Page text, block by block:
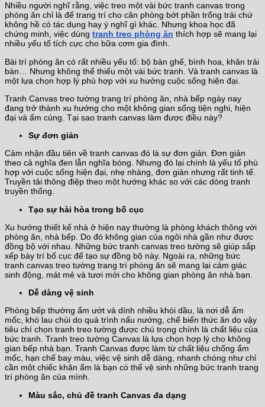
Nhiều người nghĩ rằng, việc treo một vài bức tranh canvas trong
phòng ăn chỉ là để trang trí cho căn phòng bớt phần trống trải chứ
không hề có tác dụng hay ý nghĩ gì khác. Nhưng khoa học đã
chứng minh, việc dùng tranh treo phòng ăn thích hợp sẽ mang lại
nhiều yếu tố tích cực cho bữa cơm gia đình.
Bài trí phòng ăn có rất nhiều yếu tố: bộ bàn ghế, bình hoa, khăn trải
bàn… Nhưng không thể thiếu một vài bức tranh. Và tranh canvas là
một lựa chọn hợp lý phù hợp với xu hướng cuộc sống hiện đại.
Tranh Canvas treo tường trang trí phòng ăn, nhà bếp ngày nay
đang trở thành xu hướng cho một không gian sống tiện nghi, hiện
đại và ấm cúng. Tại sao tranh canvas làm được điều này?
Sự đơn giản
Cảm nhận đầu tiên về tranh canvas đó là sự đơn giản. Đơn giản
theo cả nghĩa đen lẫn nghĩa bóng. Nhưng đó lại chính là yếu tố phù
hợp với cuộc sống hiện đại, nhẹ nhàng, đơn giản nhưng rất tinh tế.
Truyền tải thông điệp theo một hướng khác so với các dòng tranh
truyền thống.
Tạo sự hài hòa trong bố cục
Xu hướng thiết kế nhà ở hiện nay thường là phòng khách thông với
phòng ăn, nhà bếp. Do đó không gian của ngôi nhà gần như được
đồng bộ với nhau. Những bức tranh canvas treo tường sẽ giúp sắp
xếp bày trí bố cục để tạo sự đồng bộ này. Ngoài ra, những bức
tranh canvas treo tường trang trí phòng ăn sẽ mang lại cảm giác
sinh động, mát mẻ và tươi mới cho không gian phòng ăn nhà bạn.
Dễ dàng vệ sinh
Phòng bếp thường ẩm ướt và dính nhiều khói dầu, là nơi dễ ẩm
mốc, khó lau chùi do quá trình nấu nướng, chế biến thức ăn do vậy
tiêu chí chọn tranh treo tường được chú trọng chính là chất liệu của
bức tranh. Tranh treo tường Canvas là lựa chọn hợp lý cho không
gian bếp nhà bạn. Tranh Canvas được làm từ chất liệu chống ẩm
mốc, hạn chế bay màu, việc vệ sinh dễ dàng, nhanh chóng như chỉ
cần một chiếc khăn ẩm là bạn có thể vệ sinh những bức tranh trang
trí phòng ăn của mình.
Màu sắc, chủ đề tranh Canvas đa dạng